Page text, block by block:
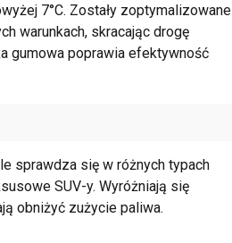
7°C. Zostały zoptymalizowane
warunkach, skracając drogę
gumowa poprawia efektywność
sprawdza się w różnych typach
SUV-y. Wyróżniają się
obniżyć zużycie paliwa.